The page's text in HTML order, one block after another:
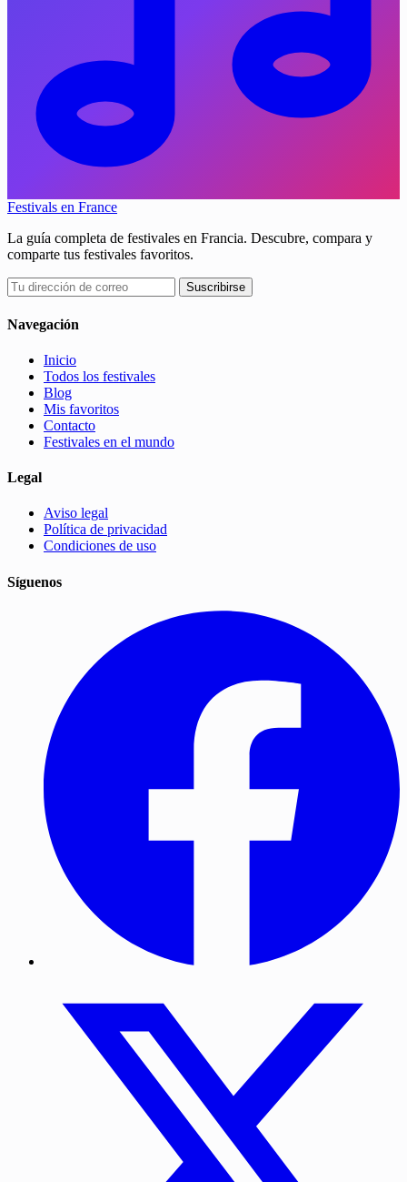
Festivals en France
La guía completa de festivales en Francia. Descubre, compara y
comparte tus festivales favoritos.
Suscribirse
Navegación
Inicio
Todos los festivales
Blog
Mis favoritos
Contacto
Festivales en el mundo
Legal
Aviso legal
Política de privacidad
Condiciones de uso
Síguenos